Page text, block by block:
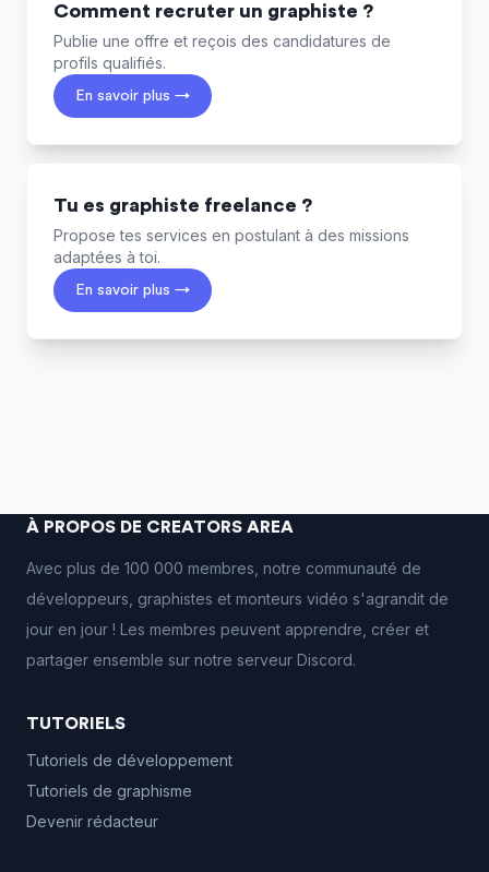
Comment recruter un graphiste ?
Publie une offre et reçois des candidatures de
profils qualifiés.
En savoir plus →
Tu es graphiste freelance ?
Propose tes services en postulant à des missions
adaptées à toi.
En savoir plus →
À PROPOS DE CREATORS AREA
Avec plus de 100 000 membres, notre communauté de
développeurs, graphistes et monteurs vidéo s'agrandit de
jour en jour ! Les membres peuvent apprendre, créer et
partager ensemble sur notre serveur Discord.
TUTORIELS
Tutoriels de développement
Tutoriels de graphisme
Devenir rédacteur